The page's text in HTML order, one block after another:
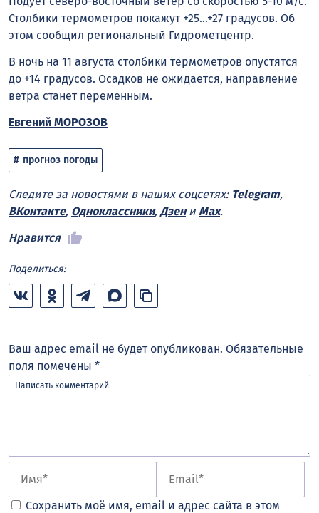
Столбики термометров покажут +25…+27 градусов. Об
этом сообщил региональный Гидрометцентр.
В ночь на 11 августа столбики термометров опустятся
до +14 градусов. Осадков не ожидается, направление
ветра станет переменным.
Евгений МОРОЗОВ
прогноз погоды
Следите за новостями в наших соцсетях: Telegram,
ВКонтакте, Одноклассники, Дзени Max.
Нравится
Поделиться:
Ваш адрес email не будет опубликован. Обязательные
поля помечены *
Сохранить моё имя, email и адрес сайта в этом